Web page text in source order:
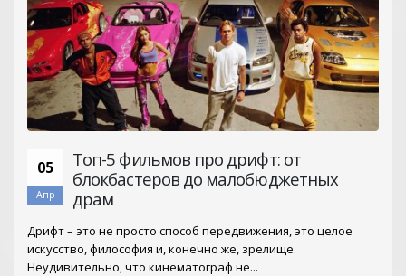
05
Апр
Топ-5 фильмов про дрифт: от
блокбастеров до малобюджетных
драм
Дрифт – это не просто способ передвижения, это целое
искусство, философия и, конечно же, зрелище.
Неудивительно, что кинематограф не...